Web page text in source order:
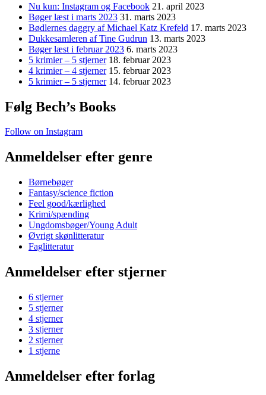
Nu kun: Instagram og Facebook 21. april 2023
Bøger læst i marts 2023 31. marts 2023
Bødlernes daggry af Michael Katz Krefeld 17. marts 2023
Dukkesamleren af Tine Gudrun 13. marts 2023
Bøger læst i februar 2023 6. marts 2023
5 krimier – 5 stjerner 18. februar 2023
4 krimier – 4 stjerner 15. februar 2023
5 krimier – 5 stjerner 14. februar 2023
Følg Bech’s Books
Follow on Instagram
Anmeldelser efter genre
Børnebøger
Fantasy/science fiction
Feel good/kærlighed
Krimi/spænding
Ungdomsbøger/Young Adult
Øvrigt skønlitteratur
Faglitteratur
Anmeldelser efter stjerner
6 stjerner
5 stjerner
4 stjerner
3 stjerner
2 stjerner
1 stjerne
Anmeldelser efter forlag